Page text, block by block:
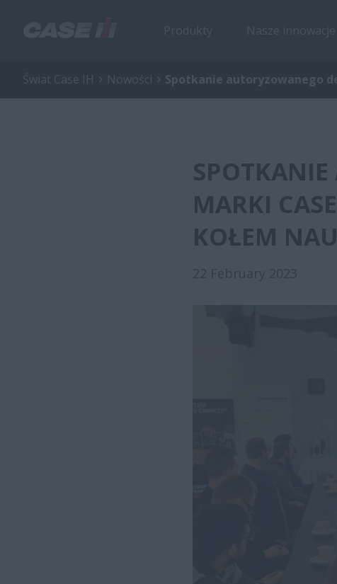
Świat Case IH Nowości Spotkanie autoryzowanego
MARKI
KOŁEM